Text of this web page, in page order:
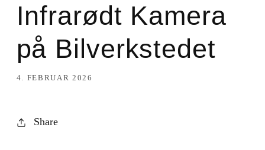
Infrarødt Kamera
på Bilverkstedet
4. FEBRUAR 2026
Share